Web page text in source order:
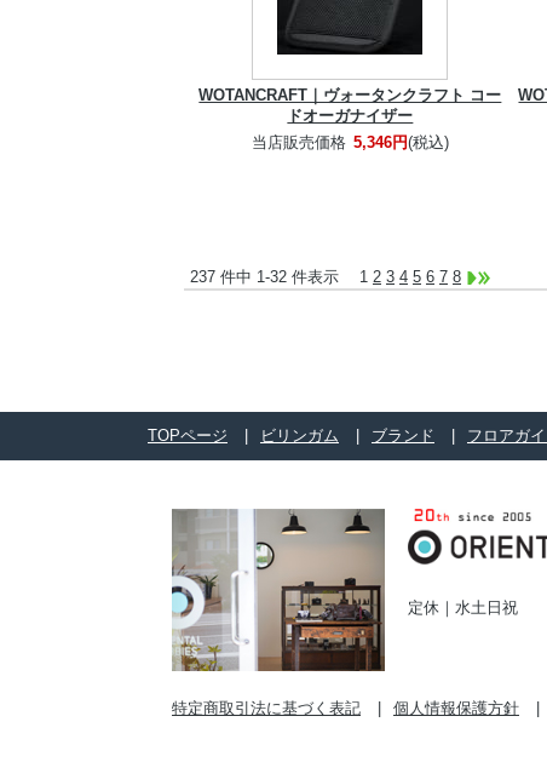
WOTANCRAFT｜ヴォータンクラフト コー
ドオーガナイザー
当店販売価格 5,346円(税込)
237 件中 1-32 件表示 1 2 3 4 5 6 7 8
TOPページ ビリンガム ブランド フロアガ
定休｜水土日祝
特定商取引法に基づく表記 個人情報保護方針